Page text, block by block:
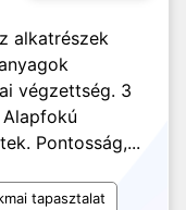
alkatrészek
végzettség. 3
Pontosság,...
tapasztalat